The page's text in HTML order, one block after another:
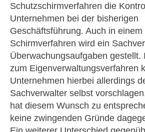
Schutzschirmverfahren die
Unternehmen bei der bisherigen
Geschäftsführung. Auch in einem
Schirmverfahren wird ein
Überwachungsaufgaben gestellt.
zum Eigenverwaltungsverfahren
Unternehmen hierbei allerdings
Sachverwalter selbst
hat diesem Wunsch zu
keine zwingenden Gründe